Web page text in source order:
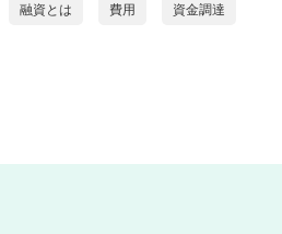
融資とは 費用 資金調達